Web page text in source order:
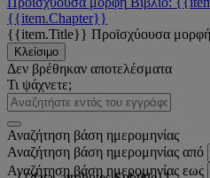
{{item.Chapter}}
{{item.Title}} Προϊσχύουσα μορφή
Κλείσιμο
Δεν βρέθηκαν αποτελέσματα
Τι ψάχνετε;
Αναζήτηση βάση ημερομηνίας
Αναζήτηση βάση ημερομηνίας από
Αναζήτηση βάση ημερομηνίας εως